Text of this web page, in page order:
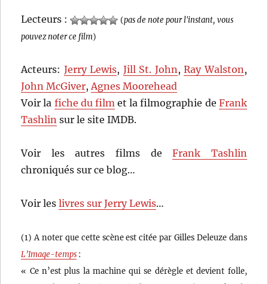
Lecteurs : (pas de note pour l'instant, vous
pouvez noter ce film)
Acteurs: Jerry Lewis, Jill St. John,Ray Walston,
John McGiver,Agnes Moorehead
Voir la fiche du filmet la filmographie de Frank
Tashlin sur le site IMDB.
Voir les autres films deFrank Tashlin
chroniqués sur ce blog…
Voir leslivres sur Jerry Lewis…
(1) A noter que cette scène est citée par Gilles Deleuze dans
L’Image-temps :
« Ce n’est plus la machine qui se dérègle et devient folle,